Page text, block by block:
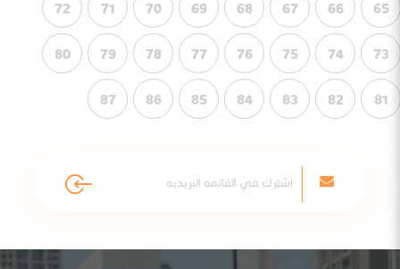
65
66
67
68
69
70
71
72
73
74
75
76
77
78
79
80
81
82
83
84
85
86
87